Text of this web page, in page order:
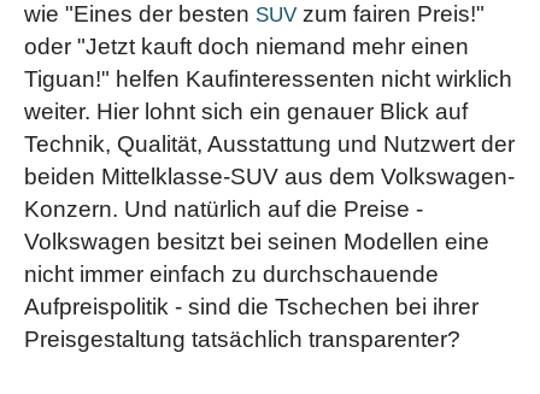
wie "Eines der besten SUV zum fairen Preis!"
oder "Jetzt kauft doch niemand mehr einen
Tiguan!" helfen Kaufinteressenten nicht wirklich
weiter. Hier lohnt sich ein genauer Blick auf
Technik, Qualität, Ausstattung und Nutzwert der
beiden Mittelklasse-SUV aus dem Volkswagen-
Konzern. Und natürlich auf die Preise -
Volkswagen besitzt bei seinen Modellen eine
nicht immer einfach zu durchschauende
Aufpreispolitik - sind die Tschechen bei ihrer
Preisgestaltung tatsächlich transparenter?